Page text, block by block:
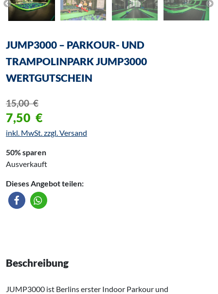
JUMP3000 – PARKOUR- UND
TRAMPOLINPARK JUMP3000
WERTGUTSCHEIN
15,00€
7,50 €
inkl. MwSt. zzgl. Versand
50% sparen
Ausverkauft
Dieses Angebot teilen:
Beschreibung
JUMP3000 ist Berlins erster Indoor Parkour und